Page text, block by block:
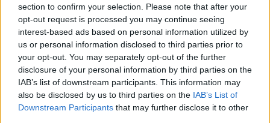
section to confirm your selection. Please note that after your
opt-out request is processed you may continue seeing
interest-based ads based on personal information utilized by
us or personal information disclosed to third parties prior to
your opt-out. You may separately opt-out of the further
disclosure of your personal information by third parties on the
IAB’s list of downstream participants. This information may
also be disclosed by us to third parties on the IAB’s List of
Downstream Participants that may further disclose it to other
Κατάρτιση και εξέλιξη σταδιοδρομίας
Επαγγελματική εξέλιξη
Μπόνους σε συνάρτηση με την επίτευξη στόχων
Αίτηση - Αποστολή Βιογραφικού
Πατήστε "Αποστολή Βιογραφικού" και θα μεταφερθείτε στη